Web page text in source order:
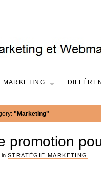
MARKETING
"Marketing"
promotion
in STRATÉGIE MARKETING